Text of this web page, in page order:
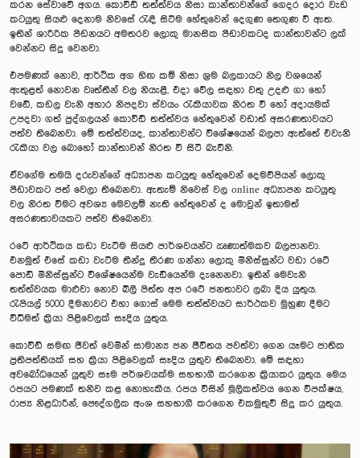
කරන සේවාවේ අගය. කොවිඩ් තත්ත්වය නිසා කාන්තාවන්ගේ ගෙදර දොර වැඩ
කටයුතු සියළු දෙනාම නිවසේ රැඳී සිටීම හේතුවෙන් දෙගුණ තෙගුණ වී ඇත.
ඉතින් ශාරීරික පීඩනයට අමතරව ලොකු මානසික පීඩාවකටද කාන්තාවන්ට ලක්
වෙන්නට සිදු වෙනවා.
එපමණක් නොව, ආර්ථික අග හිඟ කම් නිසා ශ්‍රම බලකායට නිල වශයෙන්
ඇතුළත් නොවන වෘත්තීන් වල නියැළී, එදා වේල සඳහා වතු උදළු ගා හෝ
වඩේ, කඩල වැනි අහාර නිපදවා ස්වයං රැකියාවක නිරත වී හෝ අදායමක්
උපදවා ගත් පුද්ගලයන් කොවිඩ් තත්ත්වය හේතුවෙන් වඩාත් අසරණතාවයට
පත්ව තිබෙනවා. මේ තත්ත්වයද, කාන්තාවන්ට විශේෂයෙන් බලපා ඇත්තේ එවැනි
රැකියා වල බොහෝ කාන්තාවන් නිරත වී සිටි බැවිනි.
ඒවගේම තමයි දරුවන්ගේ අධ්‍යාපන කටයුතු හේතුවෙන් දෙමව්පියන් ලොකු
පීඩාවකට පත් වෙලා තිබෙනවා. ඇතැම් නිවෙස් වල online අධ්‍යාපන කටයුතු
වල නිරත වීමට අවශ්‍ය මෙවලම් නැති හේතුවෙන් ද මොවුන් ඉතාමත්
අසරණතාවයකට පත්ව තිබෙනවා.
රටේ ආර්ථිකය කඩා වැටීම සියළු පාර්ශවයන්ට ඍණාත්මකව බලපානවා.
එනමුත් එසේ කඩා වැටීම තීන්දු තීරණ ගන්නා ලොකු මිනිස්සුන්ට වඩා රටේ
පොඩි මිනිස්සුන්ට විශේෂයෙන්ම වැඩියෙන්ම දැනෙනවා. ඉතින් මෙවැනි
තත්ත්වයක මාළුවා නොව බිලී පිත්ත අප රටේ ජනතාවට ලබා දිය යුතුය.
රැපියල් 5000 දීමනාවට එහා ගොස් මෙම තත්ත්වයට සාර්ථකව මුහුණ දීමට
විධිමත් ක්‍රියා පිළිවෙලක් සෑදිය යුතුය.
කොවිඩ් සමඟ ජීවත් වෙමින් සාමාන්‍ය ජන ජීවිතය පවත්වා ගෙන යෑමට ජාතික
ප්‍රතිපත්තියක් සහ ක්‍රියා පිළිවෙලක් සෑදිය යුතුව තිබෙනවා. මේ සඳහා
අවබෝධයෙන් යුතුව සෑම පර්ශවයක්ම සහභාගී කරගෙන ක්‍රියාකර යුතුය. මෙය
රජයට පමණක් තනිව කළ නොහැකිය. රජය විසින් මූලිකත්වය ගෙන විපක්ෂය,
රාජ්‍ය නිළධාරීන්, පෞද්ගලික අංශ සහභාගී කරගෙන එකමුතුවී සිදු කර යුතුය.